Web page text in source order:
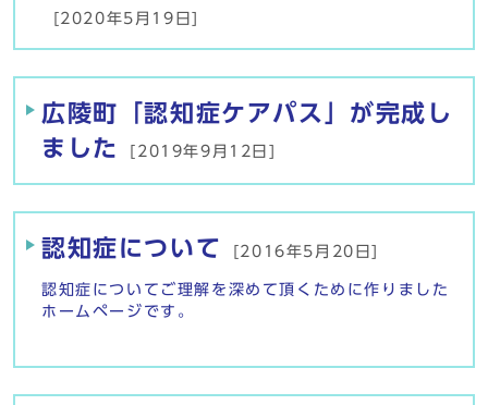
[2020年5月19日]
広陵町「認知症ケアパス」が完成し
ました
[2019年9月12日]
認知症について [2016年5月20日]
認知症についてご理解を深めて頂くために作りました
ホームページです。